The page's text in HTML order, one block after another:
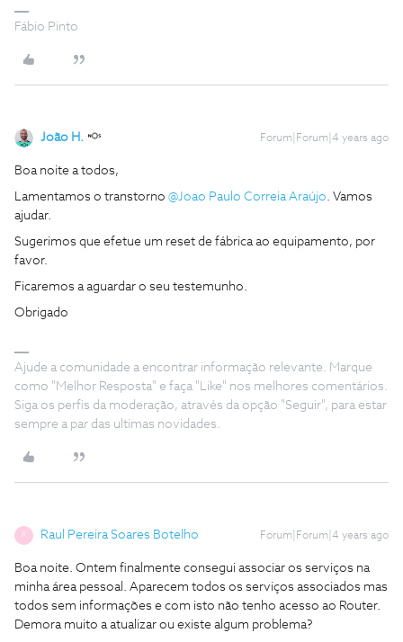
Fábio Pinto
João H. Forum|Forum|4 years ago
Boa noite a todos,
Lamentamos o transtorno @Joao Paulo Correia Araújo. Vamos
ajudar.
Sugerimos que efetue um reset de fábrica ao equipamento, por
favor.
Ficaremos a aguardar o seu testemunho.
Obrigado
Ajude a comunidade a encontrar informação relevante. Marque
como "Melhor Resposta" e faça "Like" nos melhores comentários.
Siga os perfis da moderação, através da opção "Seguir", para estar
sempre a par das ultimas novidades.
R Raul Pereira Soares Botelho Forum|Forum|4 years ago
Boa noite. Ontem finalmente consegui associar os serviços na
minha área pessoal. Aparecem todos os serviços associados mas
todos sem informações e com isto não tenho acesso ao Router.
Demora muito a atualizar ou existe algum problema?